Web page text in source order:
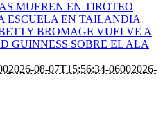
MUEREN EN TIROTEO
ESCUELA EN TAILANDIA
BROMAGE VUELVE A
GUINNESS SOBRE EL ALA
2026-08-07T15:56:34-06002026-